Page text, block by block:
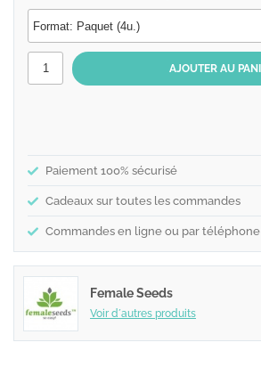
Paiement 100% sécurisé
Cadeaux sur toutes les commandes
Commandes en ligne ou par téléphone
Female Seeds
Voir d´autres produits